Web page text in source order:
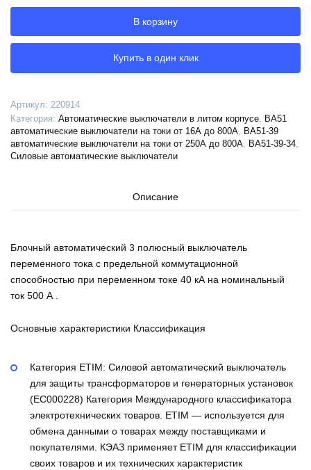
ВА51-
39-
341210-
500А-5000-
УХЛ3-
КЭАЗ,
220914
В корзину
Купить в один клик
Артикул: 220914
Категория: Автоматические выключатели в литом корпусе
ВА51
автоматические выключатели на токи от 16А до 800А
ВА51-39
автоматические выключатели на токи от 250А до 800А
ВА51-39-34
Силовые автоматические выключатели
Описание
Блочный автоматический 3 полюсный выключатель
переменного тока с предельной коммутационной
способностью при переменном токе 40 кА на номинальный
ток 500 А .
Основные характеристики Классификация
Категория ETIM: Силовой автоматический выключатель
для защиты трансформаторов и генераторных установок
(EC000228) Категория Международного классификатора
электротехнических товаров. ETIM — используется для
обмена данными о товарах между поставщиками и
покупателями. КЭАЗ применяет ETIM для классификации
своих товаров и их технических характеристик